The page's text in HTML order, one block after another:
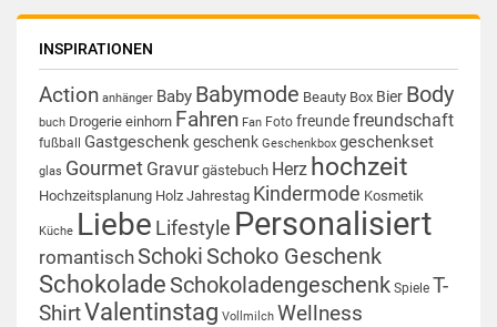
INSPIRATIONEN
Action anhänger Baby Babymode Beauty Box Bier Body
buch Drogerie einhorn Fahren Fan Foto freundefreundschaft
fußball Gastgeschenkgeschenk Geschenkbox geschenkset
glas Gourmet Gravur gästebuch Herz hochzeit
Hochzeitsplanung Holz Jahrestag Kindermode Kosmetik
Küche Liebe Lifestyle Personalisiert
romantisch Schoki Schoko Geschenk
Schokolade Schokoladengeschenk Spiele T-
ShirtValentinstag Vollmilch Wellness